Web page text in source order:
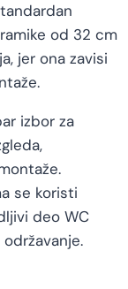
od 32 cm
jer ona zavisi
izbor za
se koristi
deo WC